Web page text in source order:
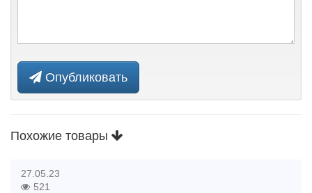
Опубликовать
Похожие товары
27.05.23
521